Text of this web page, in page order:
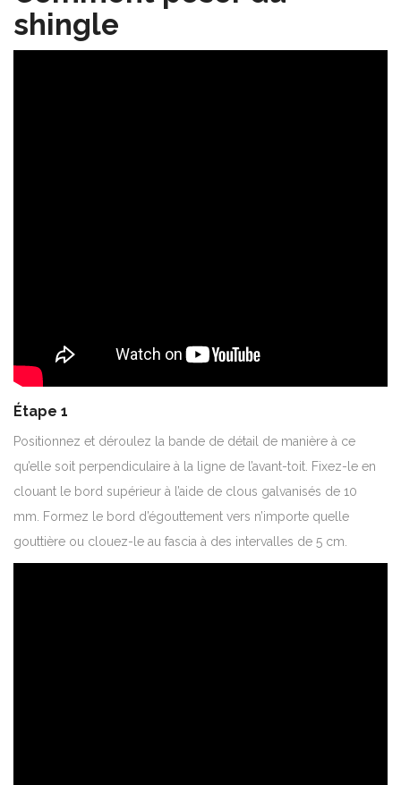
shingle
Étape 1
Positionnez et déroulez la bande de détail de manière à ce
qu’elle soit perpendiculaire à la ligne de l’avant-toit. Fixez-le en
clouant le bord supérieur à l’aide de clous galvanisés de 10
mm. Formez le bord d’égouttement vers n’importe quelle
gouttière ou clouez-le au fascia à des intervalles de 5 cm.